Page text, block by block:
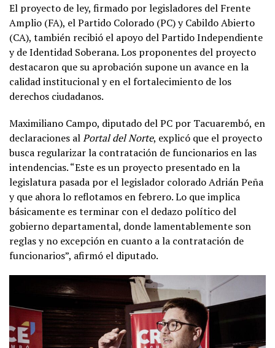
El proyecto de ley, firmado por legisladores del Frente
Amplio (FA), el Partido Colorado (PC) y Cabildo Abierto
(CA), también recibió el apoyo del Partido Independiente
y de Identidad Soberana. Los proponentes del proyecto
destacaron que su aprobación supone un avance en la
calidad institucional y en el fortalecimiento de los
derechos ciudadanos.
Maximiliano Campo, diputado del PC por Tacuarembó, en
declaraciones alPortal del Norte, explicó que el proyecto
busca regularizar la contratación de funcionarios en las
intendencias. “Este es un proyecto presentado en la
legislatura pasada por el legislador colorado Adrián Peña
y que ahora lo reflotamos en febrero. Lo que implica
básicamente es terminar con el dedazo político del
gobierno departamental, donde lamentablemente son
reglas y no excepción en cuanto a la contratación de
funcionarios”, afirmó el diputado.